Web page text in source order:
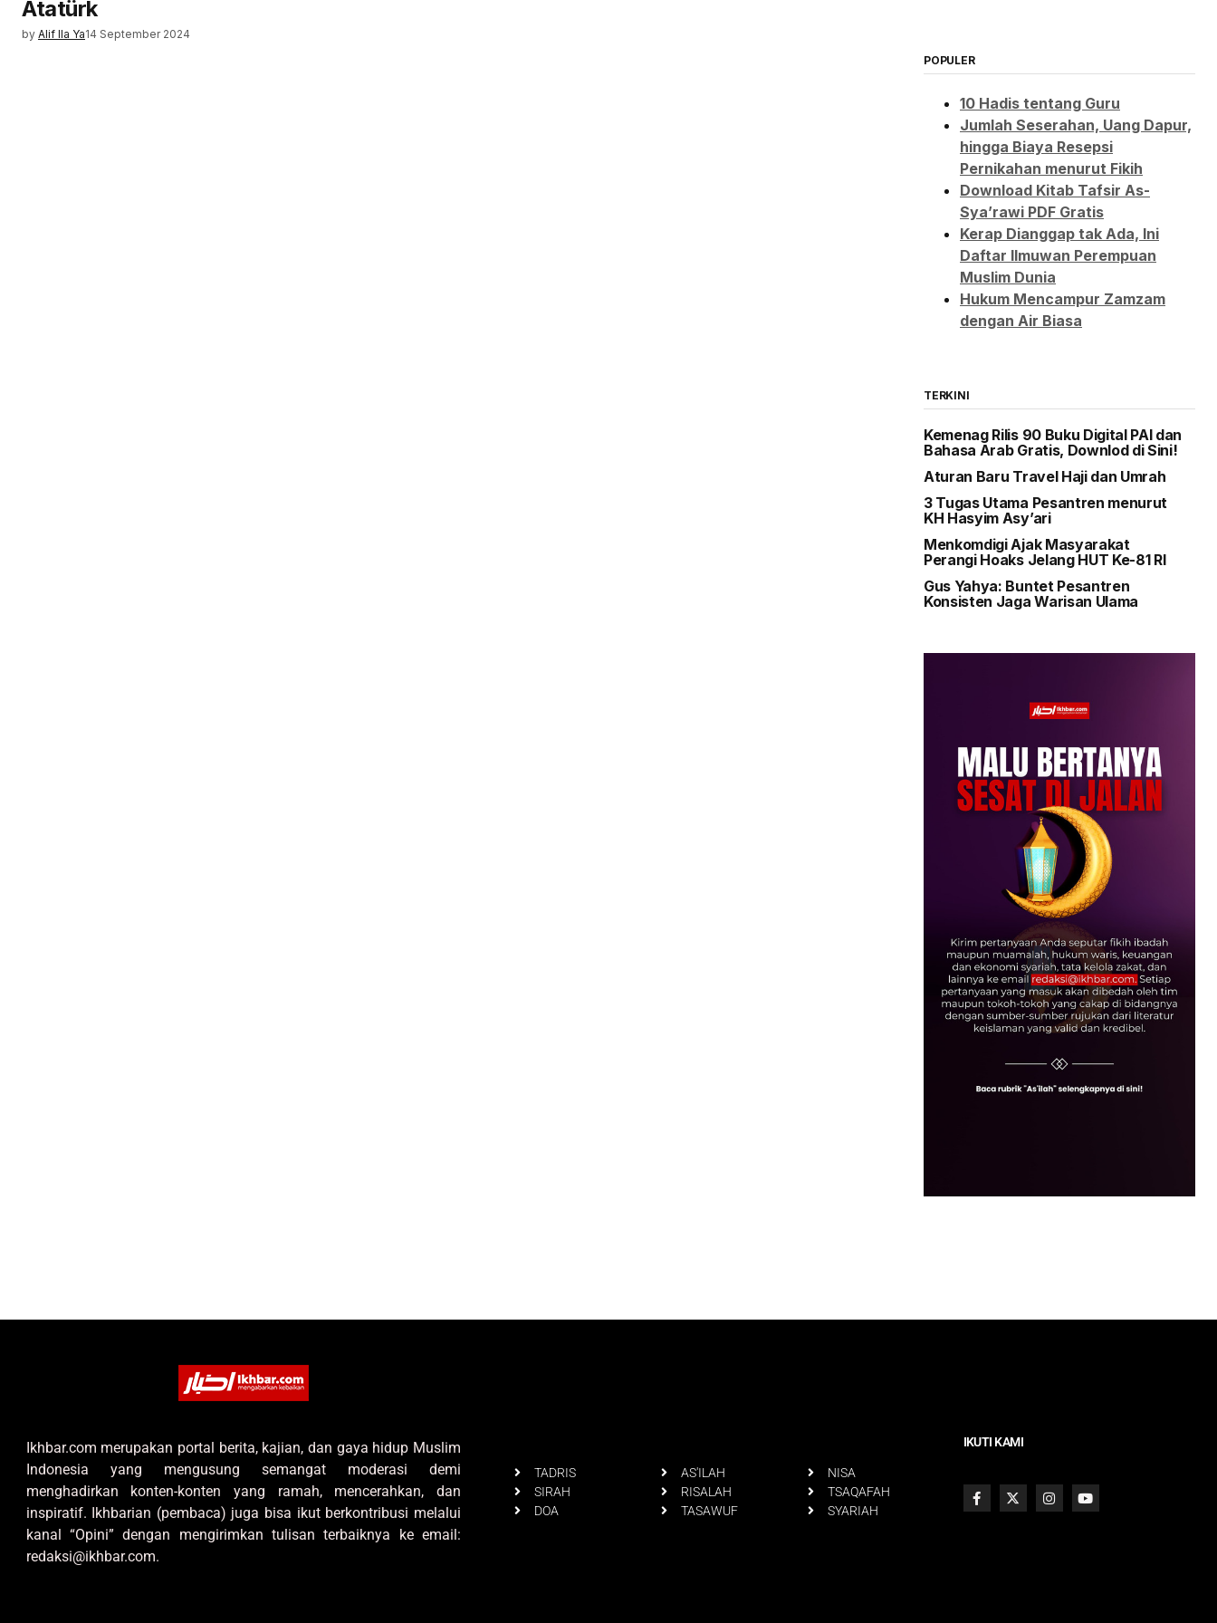
Atatürk
by Alif Ila Ya14 September 2024
POPULER
10 Hadis tentang Guru
Jumlah Seserahan, Uang Dapur,
hingga Biaya Resepsi
Pernikahan menurut Fikih
Download Kitab Tafsir As-
Sya’rawi PDF Gratis
Kerap Dianggap tak Ada, Ini
Daftar Ilmuwan Perempuan
Muslim Dunia
Hukum Mencampur Zamzam
dengan Air Biasa
TERKINI
Kemenag Rilis 90 Buku Digital PAI dan
Bahasa Arab Gratis, Downlod di Sini!
Aturan Baru Travel Haji dan Umrah
3 Tugas Utama Pesantren menurut
KH Hasyim Asy’ari
Menkomdigi Ajak Masyarakat
Perangi Hoaks Jelang HUT Ke-81 RI
Gus Yahya: Buntet Pesantren
Konsisten Jaga Warisan Ulama
Ikhbar.com merupakan portal berita, kajian, dan gaya hidup Muslim
Indonesia yang mengusung semangat moderasi demi
menghadirkan konten-konten yang ramah, mencerahkan, dan
inspiratif. Ikhbarian (pembaca) juga bisa ikut berkontribusi melalui
kanal “Opini” dengan mengirimkan tulisan terbaiknya ke email:
redaksi@ikhbar.com.
TADRIS
SIRAH
DOA
AS'ILAH
RISALAH
TASAWUF
NISA
TSAQAFAH
SYARIAH
IKUTI KAMI